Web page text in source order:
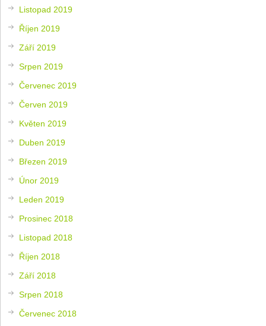
Listopad 2019
Říjen 2019
Září 2019
Srpen 2019
Červenec 2019
Červen 2019
Květen 2019
Duben 2019
Březen 2019
Únor 2019
Leden 2019
Prosinec 2018
Listopad 2018
Říjen 2018
Září 2018
Srpen 2018
Červenec 2018